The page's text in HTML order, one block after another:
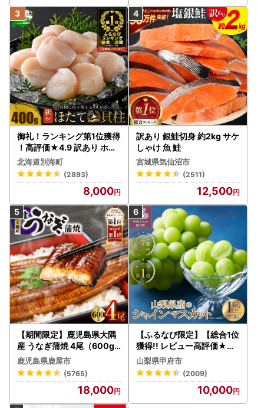
御礼！ランキング第1位獲得
！高評価★4.9 訳あり ホタ
テ 400g（ほたて 帆立 貝柱
冷凍 ）
北海道別海町
(2893)
8,000
訳あり 銀鮭切身 約2kg サケ
しゃけ 魚 鮭
宮城県気仙沼市
(2511)
12,500
【期間限定】鹿児島県大隅
産 うなぎ蒲焼 4尾（600g
） KN007-004-04-cp18
うなぎ 鰻 魚 惣菜 総菜
鹿児島県鹿屋市
(5765)
18,000
【ふるなび限定】【総合1位
獲得!! レビュー高評価★】
〈2026年度配送分〉山梨
県産 シャインマスカット 2
～3房（1.0kg以上）シャイ
ン フルーツ FN-Limited-S
P
山梨県甲府市
(2009)
10,000